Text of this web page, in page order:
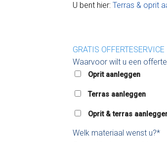
U bent hier: Terras & oprit
GRATIS OFFERTESERVICE
Waarvoor wilt u een
Oprit aanleggen
Terras aanleggen
Oprit & terras
Welk materiaal wenst u?*